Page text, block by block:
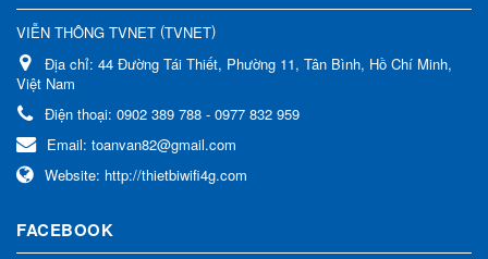
VIỄN THÔNG TVNET (TVNET)
Địa chỉ: 44 Đường Tái Thiết, Phường 11, Tân Bình, Hồ Chí Minh,
Việt Nam
Điện thoại: 0902 389 788 - 0977 832 959
Email: toanvan82@gmail.com
Website: http://thietbiwifi4g.com
FACEBOOK